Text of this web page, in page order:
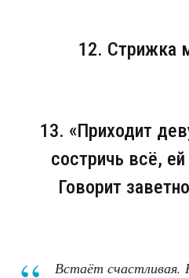
12. Стрижка
13. «Приходит
состричь всё,
Говорит
Встаёт счастливая.